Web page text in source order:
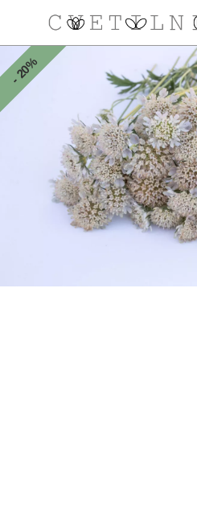
- 20%